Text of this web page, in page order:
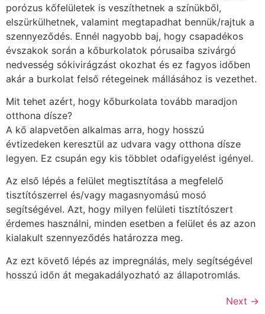
porózus kőfelületek is veszíthetnek a színükből,
elszürkülhetnek, valamint megtapadhat bennük/rajtuk a
szennyeződés. Ennél nagyobb baj, hogy csapadékos
évszakok során a kőburkolatok pórusaiba szivárgó
nedvesség sókivirágzást okozhat és ez fagyos időben
akár a burkolat felső rétegeinek mállásához is vezethet.
Mit tehet azért, hogy kőburkolata tovább maradjon
otthona dísze?
A kő alapvetően alkalmas arra, hogy hosszú
évtizedeken keresztül az udvara vagy otthona dísze
legyen. Ez csupán egy kis többlet odafigyelést igényel.
Az első lépés a felület megtisztítása a megfelelő
tisztítószerrel és/vagy magasnyomású mosó
segítségével. Azt, hogy milyen felületi tisztítószert
érdemes használni, minden esetben a felület és az azon
kialakult szennyeződés határozza meg.
Az ezt követő lépés az impregnálás, mely segítségével
hosszú időn át megakadályozható az állapotromlás.
Next →